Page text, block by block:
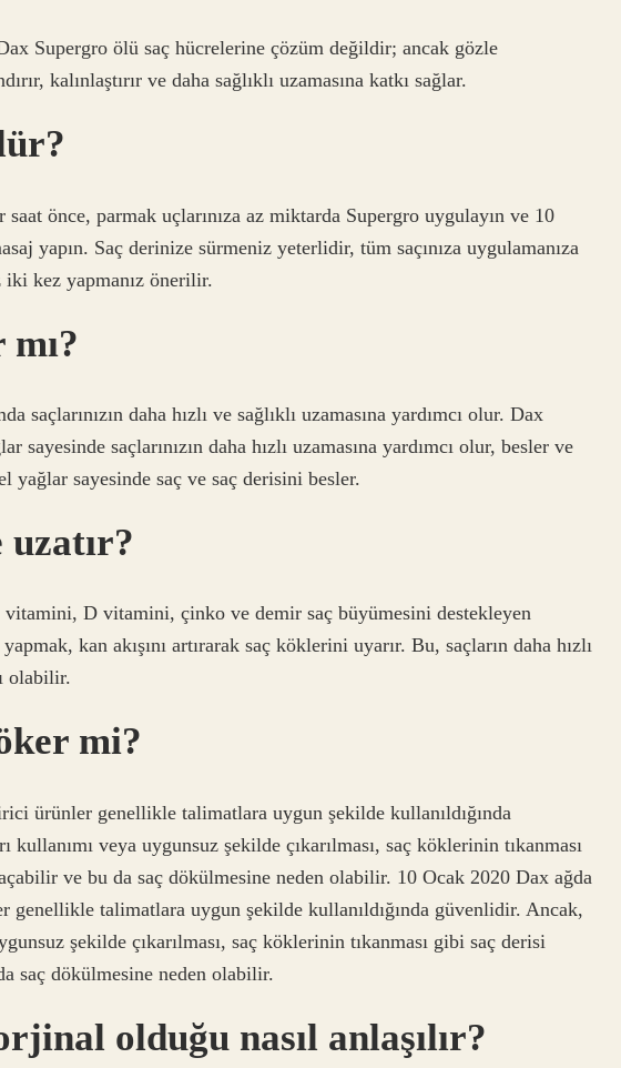
Supergro ölü saç hücrelerine çözüm değildir; ancak gözle
kalınlaştırır ve daha sağlıklı uzamasına katkı sağlar.
saat önce, parmak uçlarınıza az miktarda Supergro uygulayın ve 10
yapın. Saç derinize sürmeniz yeterlidir, tüm saçınıza uygulamanıza
kez yapmanız önerilir.
mı?
saçlarınızın daha hızlı ve sağlıklı uzamasına yardımcı olur. Dax
sayesinde saçlarınızın daha hızlı uzamasına yardımcı olur, besler ve
sayesinde saç ve saç derisini besler.
uzatır?
D vitamini, çinko ve demir saç büyümesini destekleyen
kan akışını artırarak saç köklerini uyarır. Bu, saçların daha hızlı
olabilir.
mi?
ürünler genellikle talimatlara uygun şekilde kullanıldığında
kullanımı veya uygunsuz şekilde çıkarılması, saç köklerinin tıkanması
ve bu da saç dökülmesine neden olabilir. 10 Ocak 2020 Dax ağda
talimatlara uygun şekilde kullanıldığında güvenlidir. Ancak,
şekilde çıkarılması, saç köklerinin tıkanması gibi saç derisi
saç dökülmesine neden olabilir.
olduğu nasıl anlaşılır?